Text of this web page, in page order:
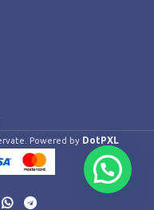
Powered by DotPXL